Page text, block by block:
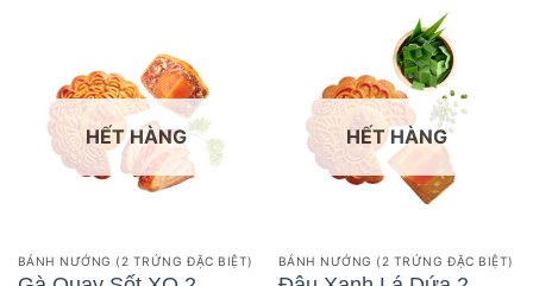
HẾT HÀNG
BÁNH NƯỚNG (2 TRỨNG ĐẶC BIỆT)
HẾT HÀNG
BÁNH NƯỚNG (2 TRỨNG ĐẶC BIỆT)